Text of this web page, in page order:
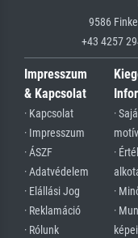
9586
+43 4257
Impresszum
& Kapcsolat
· Kapcsolat
· Impresszum
· ÁSZF
· Adatvédelem
· Elállási Jog
· Reklamáció
· Rólunk
·
·
·
·
képei